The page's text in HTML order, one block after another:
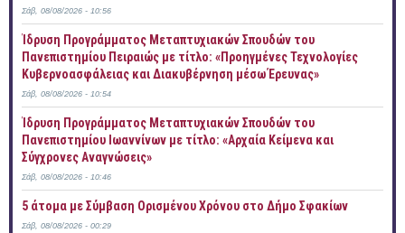
Σάβ, 08/08/2026 - 10:56
Ίδρυση Προγράμματος Μεταπτυχιακών Σπουδών του
Πανεπιστημίου Πειραιώς με τίτλο: «Προηγμένες Τεχνολογίες
Κυβερνοασφάλειας και Διακυβέρνηση μέσω Έρευνας»
Σάβ, 08/08/2026 - 10:54
Ίδρυση Προγράμματος Μεταπτυχιακών Σπουδών του
Πανεπιστημίου Ιωαννίνων με τίτλο: «Αρχαία Κείμενα και
Σύγχρονες Αναγνώσεις»
Σάβ, 08/08/2026 - 10:46
5 άτομα με Σύμβαση Ορισμένου Χρόνου στο Δήμο Σφακίων
Σάβ, 08/08/2026 - 00:29